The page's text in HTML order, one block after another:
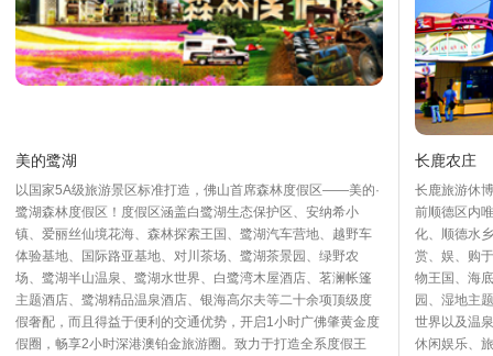
美的鹭湖
以国家5A级旅游景区标准打造，佛山首席森林度假区——美的·
鹭湖森林度假区！度假区涵盖白鹭湖生态保护区、安纳希小
镇、爱丽丝仙境花海、森林探索王国、鹭湖汽车营地、越野车
体验基地、国际路亚基地、对川茶场、鹭湖茶景园、绿野农
场、鹭湖半山温泉、鹭湖水世界、白鹭湾木屋酒店、茗澜帐篷
主题酒店、鹭湖精品温泉酒店、银海高尔夫等二十余项顶级度
假奢配，而且得益于便利的交通优势，开启1小时广佛肇黄金度
假圈，畅享2小时深港澳铂金旅游圈。致力于打造全系度假王
长鹿农庄
长鹿旅游休
前顺德区内
化、顺德水
赏、娱、购
物王国、海
园、湿地主
世界以及温
休闲娱乐、